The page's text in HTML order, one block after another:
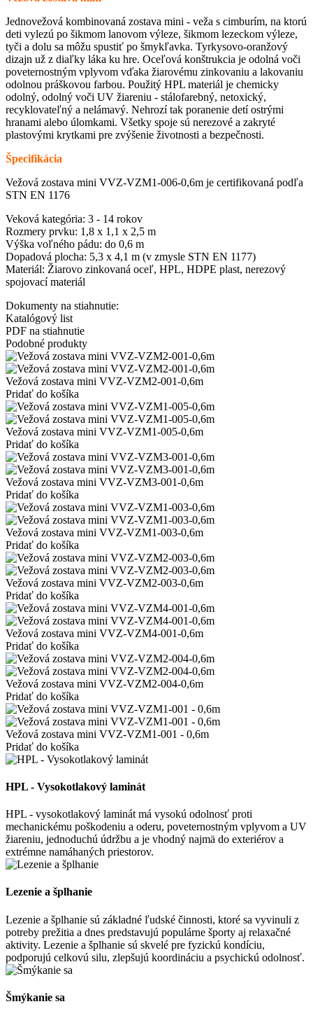
Jednovežová kombinovaná zostava mini - veža s cimburím, na ktorú
deti vylezú po šikmom lanovom výleze, šikmom lezeckom výleze,
tyči a dolu sa môžu spustiť po šmykľavka. Tyrkysovo-oranžový
dizajn už z diaľky láka ku hre. Oceľová konštrukcia je odolná voči
poveternostným vplyvom vďaka žiarovému zinkovaniu a lakovaniu
odolnou práškovou farbou. Použitý HPL materiál je chemicky
odolný, odolný voči UV žiareniu - stálofarebný, netoxický,
recyklovateľný a nelámavý. Nehrozí tak poranenie detí ostrými
hranami alebo úlomkami. Všetky spoje sú nerezové a zakryté
plastovými krytkami pre zvýšenie životnosti a bezpečnosti.
Špecifikácia
Vežová zostava mini VVZ-VZM1-006-0,6m je certifikovaná podľa
STN EN 1176
Veková kategória: 3 - 14 rokov
Rozmery prvku: 1,8 x 1,1 x 2,5 m
Výška voľného pádu: do 0,6 m
Dopadová plocha: 5,3 x 4,1 m (v zmysle STN EN 1177)
Materiál: Žiarovo zinkovaná oceľ, HPL, HDPE plast, nerezový
spojovací materiál
Dokumenty na stiahnutie:
Katalógový list
PDF na stiahnutie
Podobné produkty
Vežová zostava mini VVZ-VZM2-001-0,6m
Pridať do košíka
Vežová zostava mini VVZ-VZM1-005-0,6m
Pridať do košíka
Vežová zostava mini VVZ-VZM3-001-0,6m
Pridať do košíka
Vežová zostava mini VVZ-VZM1-003-0,6m
Pridať do košíka
Vežová zostava mini VVZ-VZM2-003-0,6m
Pridať do košíka
Vežová zostava mini VVZ-VZM4-001-0,6m
Pridať do košíka
Vežová zostava mini VVZ-VZM2-004-0,6m
Pridať do košíka
Vežová zostava mini VVZ-VZM1-001 - 0,6m
Pridať do košíka
HPL - Vysokotlakový laminát
HPL - vysokotlakový laminát má vysokú odolnosť proti
mechanickému poškodeniu a oderu, poveternostným vplyvom a UV
žiareniu, jednoduchú údržbu a je vhodný najmä do exteriérov a
extrémne namáhaných priestorov.
Lezenie a šplhanie
Lezenie a šplhanie sú základné ľudské činnosti, ktoré sa vyvinuli z
potreby prežitia a dnes predstavujú populárne športy aj relaxačné
aktivity. Lezenie a šplhanie sú skvelé pre fyzickú kondíciu,
podporujú celkovú silu, zlepšujú koordináciu a psychickú odolnosť.
Šmýkanie sa